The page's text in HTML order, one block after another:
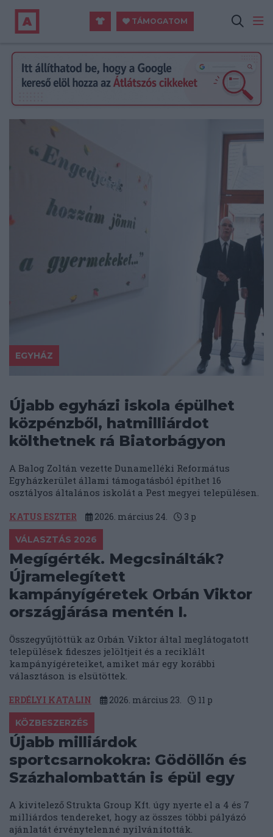
TÁMOGATOM
EGYHÁZ
Újabb egyházi iskola épülhet
közpénzből, hatmilliárdot
költhetnek rá Biatorbágyon
A Balog Zoltán vezette Dunamelléki Református
Egyházkerület állami támogatásból építhet 16
osztályos általános iskolát a Pest megyei településen.
KATUS ESZTER 2026. március 24. 3 p
VÁLASZTÁS 2026
Megígérték. Megcsinálták?
Újramelegített
kampányígéretek Orbán Viktor
országjárása mentén I.
Összegyűjtöttük az Orbán Viktor által meglátogatott
települések fideszes jelöltjeit és a reciklált
kampányígéreteiket, amiket már egy korábbi
választáson is elsütöttek.
ERDÉLYI KATALIN 2026. március 23. 11 p
KÖZBESZERZÉS
Újabb milliárdok
sportcsarnokokra: Gödöllőn és
Százhalombattán is épül egy
A kivitelező Strukta Group Kft. úgy nyerte el a 4 és 7
milliárdos tendereket, hogy az összes többi pályázó
ajánlatát érvénytelenné nyilvánították.